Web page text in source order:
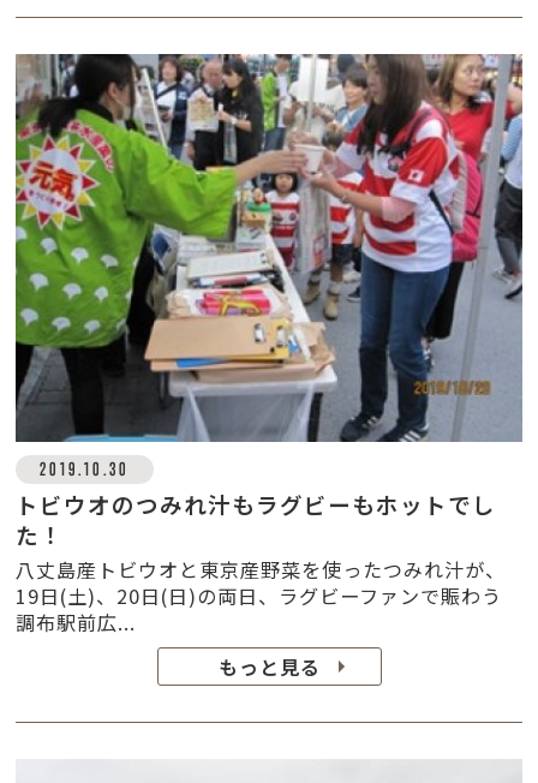
2019.10.30
トビウオのつみれ汁もラグビーもホットでし
た！
八丈島産トビウオと東京産野菜を使ったつみれ汁が、
19日(土)、20日(日)の両日、ラグビーファンで賑わう
調布駅前広...
もっと見る